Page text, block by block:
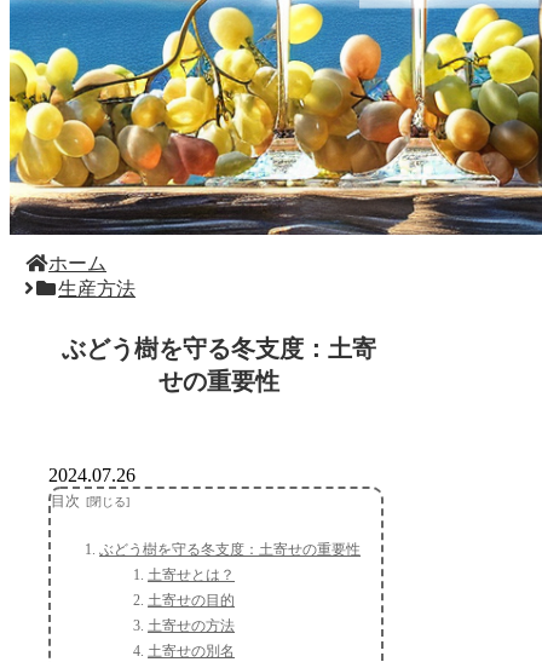
ホーム
生産方法
ぶどう樹を守る冬支度：土寄
せの重要性
2024.07.26
目次
ぶどう樹を守る冬支度：土寄せの重要性
土寄せとは？
土寄せの目的
土寄せの方法
土寄せの別名